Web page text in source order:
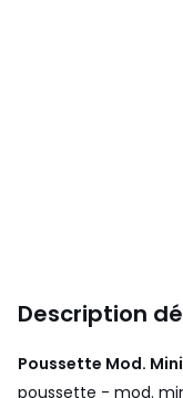
Description
Poussette Mod.
poussette - mod.